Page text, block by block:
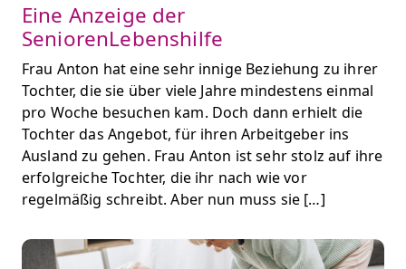
Eine Anzeige der
SeniorenLebenshilfe
Frau Anton hat eine sehr innige Beziehung zu ihrer
Tochter, die sie über viele Jahre mindestens einmal
pro Woche besuchen kam. Doch dann erhielt die
Tochter das Angebot, für ihren Arbeitgeber ins
Ausland zu gehen. Frau Anton ist sehr stolz auf ihre
erfolgreiche Tochter, die ihr nach wie vor
regelmäßig schreibt. Aber nun muss sie […]